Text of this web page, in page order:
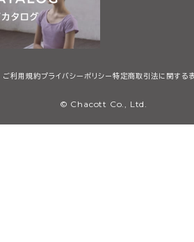
ご利用規約プライバシーポリシー 特定商取引法に関する
© Chacott Co., Ltd.